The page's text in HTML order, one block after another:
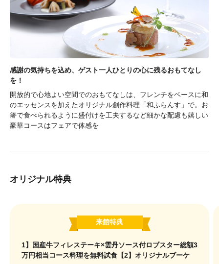
感謝の気持ちを込め、ゲスト一人ひとりの心に残るおもてなし
を！
開放的で心地よい空間でのおもてなしは、フレンチをベースに和
のエッセンスを加えたオリジナル創作料理「和ふらんす」で。お
箸で食べられるように盛付けを工夫するなど細かな配慮も嬉しい
豪華コースはフェアで体感を
オリジナル特典
来館特典
1】国産牛フィレステーキ×雲丹ソース付ロブスター総額3
万円相当コース料理を無料試食【2】オリジナルブーケ